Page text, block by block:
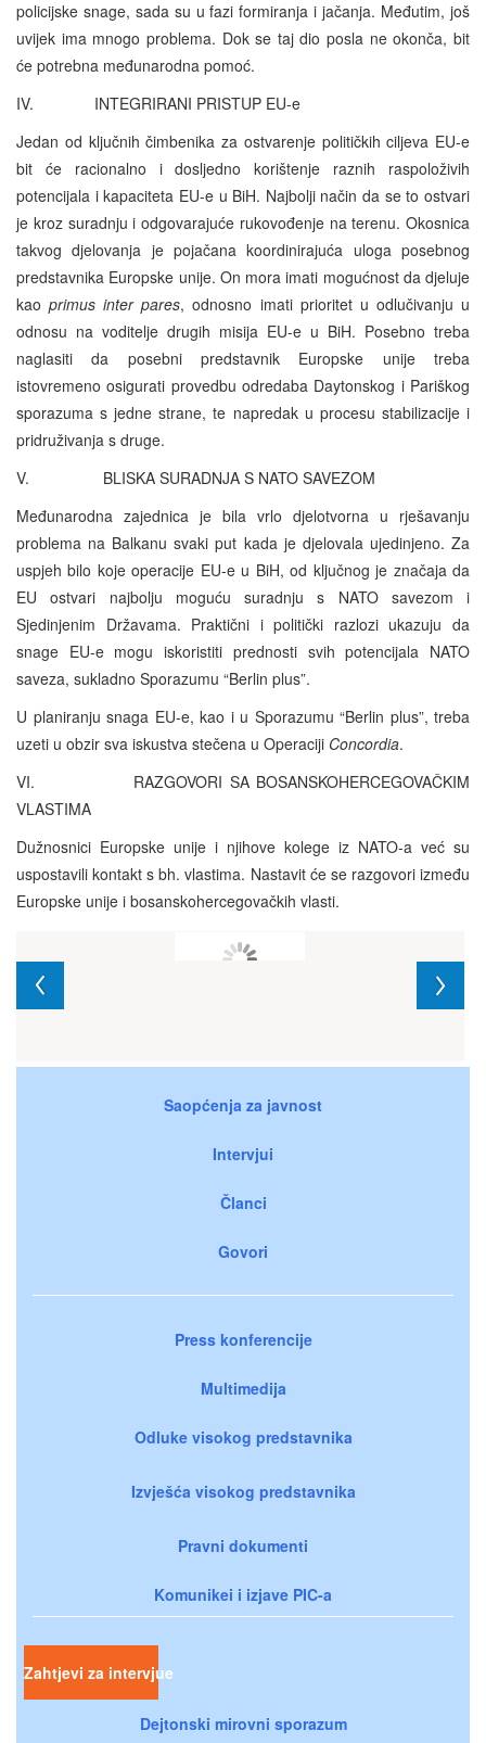
policijske snage, sada su u fazi formiranja i jačanja. Međutim, još
uvijek ima mnogo problema. Dok se taj dio posla ne okonča, bit
će potrebna međunarodna pomoć.
IV. INTEGRIRANI PRISTUP EU-e
Jedan od ključnih čimbenika za ostvarenje političkih ciljeva EU-e
bit će racionalno i dosljedno korištenje raznih raspoloživih
potencijala i kapaciteta EU-e u BiH. Najbolji način da se to ostvari
je kroz suradnju i odgovarajuće rukovođenje na terenu. Okosnica
takvog djelovanja je pojačana koordinirajuća uloga posebnog
predstavnika Europske unije. On mora imati mogućnost da djeluje
kaoprimus inter pares, odnosno imati prioritet u odlučivanju u
odnosu na voditelje drugih misija EU-e u BiH. Posebno treba
naglasiti da posebni predstavnik Europske unije treba
istovremeno osigurati provedbu odredaba Daytonskog i Pariškog
sporazuma s jedne strane, te napredak u procesu stabilizacije i
pridruživanja s druge.
V. BLISKA SURADNJA S NATO SAVEZOM
Međunarodna zajednica je bila vrlo djelotvorna u rješavanju
problema na Balkanu svaki put kada je djelovala ujedinjeno. Za
uspjeh bilo koje operacije EU-e u BiH, od ključnog je značaja da
EU ostvari najbolju moguću suradnju s NATO savezom i
Sjedinjenim Državama. Praktični i politički razlozi ukazuju da
snage EU-e mogu iskoristiti prednosti svih potencijala NATO
saveza, sukladno Sporazumu “Berlin plus”.
U planiranju snaga EU-e, kao i u Sporazumu “Berlin plus”, treba
uzeti u obzir sva iskustva stečena u Operaciji Concordia.
VI. RAZGOVORI SA BOSANSKOHERCEGOVAČKIM
VLASTIMA
Dužnosnici Europske unije i njihove kolege iz NATO-a već su
uspostavili kontakt s bh. vlastima. Nastavit će se razgovori između
Europske unije i bosanskohercegovačkih vlasti.
Saopćenja za javnost
Intervjui
Članci
Govori
Press konferencije
Multimedija
Odluke visokog predstavnika
Izvješća visokog predstavnika
Pravni dokumenti
Komunikei i izjave PIC-a
Zahtjevi za intervjue
Dejtonski mirovni sporazum